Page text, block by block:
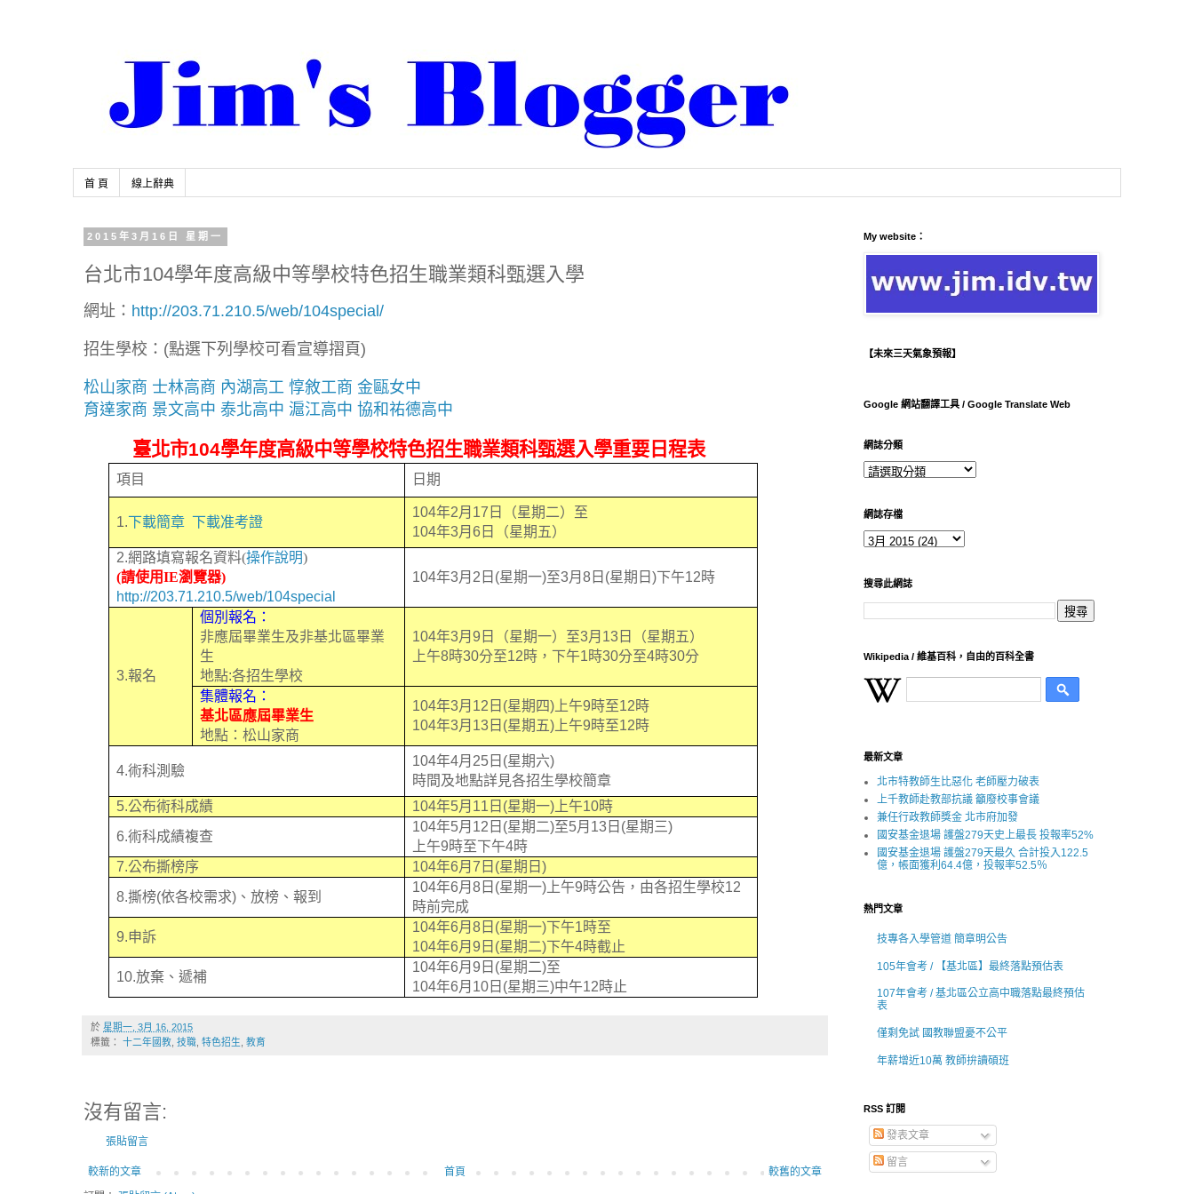
首 頁 線上辭典
2015年3月16日 星期一
台北市104學年度高級中等學校特色招生職業類科甄選入學
網址： http://203.71.210.5/web/104special/
招生學校：(點選下列學校可看宣導摺頁)
松山家商 士林高商 內湖高工 惇敘工商 金甌女中
育達家商 景文高中 泰北高中 滬江高中 協和祐德高中
臺北市104學年度高級中等學校特色招生職業類科甄選入學重要日程表
項目 日期
1.下載簡章 下載准考證
104年2月 17 日（星期二）至
104年3月 6 日（星期五）
2.網路填寫報名資料(操作說明)
(請使用IE瀏覽器)
http://203.71.210.5/web/104special
104年3月 2 日 (星期一)至3月 8日 (星期日 )下午12時
3.報名
個別報名：
非應屆畢業生及非基北區畢業
生
地點:各招生學校
104年3月 9 日（星期一）至3月 13日（星期五）
上午8時30分至12時，下午1時30分至4時30分
集體報名：
基北區應屆畢業生
地點：松山家商
104年3月 12 日 (星期四)上午9時至12時
104年3月 13日 (星期五)上午9時至12時
4.術科測驗
104年4月 25日 (星期六)
時間及地點詳見各招生學校簡章
5.公布術科成績 104年5月 11 日 (星期一)上午10時
6.術科成績複查
104年5月 12 日 (星期二)至5月 13日 (星期三)
上午9時至下午4時
7.公布撕榜序 104年6月 7 日 (星期日 )
8.撕榜(依各校需求)、放榜、報到
104年6月 8日 (星期一)上午9時公告，由各招生學校12
時前完成
9.申訴
104年6月 8日 (星期一)下午1時至
104年6月 9 日 (星期二)下午4時截止
10.放棄、遞補
104年6月 9 日 (星期二)至
104年6月 10日 (星期三)中午12時止
於 星期一, 3月 16, 2015
標籤： 十二年國教 技職 特色招生 教育
沒有留言:
張貼留言
較新的文章 較舊的文章
首頁
My website：
【未來三天氣象預報】
Google 網站翻譯工具 / Google Translate Web
網誌分類
網誌存檔
搜尋此網誌
Wikipedia / 維基百科，自由的百科全書
最新文章
北市特教師生比惡化 老師壓力破表
上千教師赴教部抗議 籲廢校事會議
兼任行政教師獎金 北市府加發
國安基金退場 護盤279天史上最長 投報率52%
國安基金退場 護盤279天最久 合計投入122.5
億，帳面獲利64.4億，投報率52.5％
熱門文章
技專各入學管道 簡章明公告
105年會考 / 【基北區】最終落點預估表
107年會考 / 基北區公立高中職落點最終預估
表
僅剩免試 國教聯盟憂不公平
年薪增近10萬 教師拚讀碩班
RSS 訂閱
發表文章
留言